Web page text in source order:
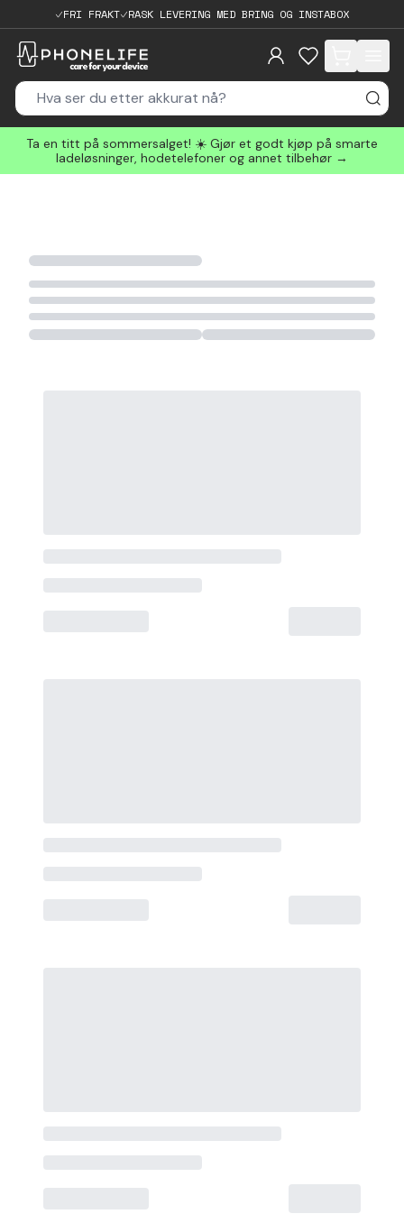
FRI FRAKT RASK LEVERING MED BRING OG INSTABOX
items in cart,
Ta en titt på sommersalget! ☀️ Gjør et godt kjøp på smarte
ladeløsninger, hodetelefoner og annet tilbehør →